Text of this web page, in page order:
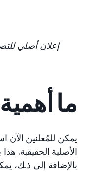
إعلان أصلي
ما
يمكن للمُعلنين الآن
الأصلية الحقيقية.